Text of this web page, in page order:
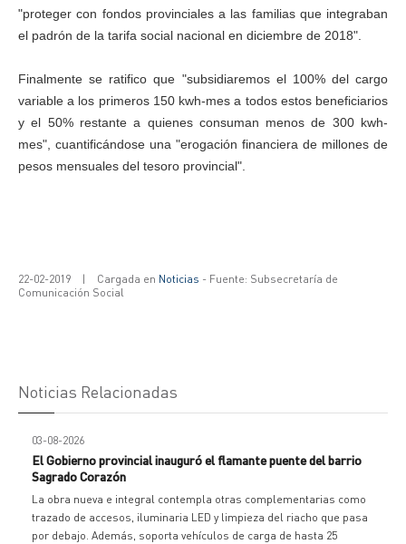
"proteger con fondos provinciales a las familias que integraban
el padrón de la tarifa social nacional en diciembre de 2018".
Finalmente se ratifico que "subsidiaremos el 100% del cargo
variable a los primeros 150 kwh-mes a todos estos beneficiarios
y el 50% restante a quienes consuman menos de 300 kwh-
mes", cuantificándose una "erogación financiera de millones de
pesos mensuales del tesoro provincial".
22-02-2019 | Cargada en Noticias - Fuente: Subsecretaría de
Comunicación Social
Noticias Relacionadas
03-08-2026
El Gobierno provincial inauguró el flamante puente del barrio
Sagrado Corazón
La obra nueva e integral contempla otras complementarias como
trazado de accesos, iluminaria LED y limpieza del riacho que pasa
por debajo. Además, soporta vehículos de carga de hasta 25